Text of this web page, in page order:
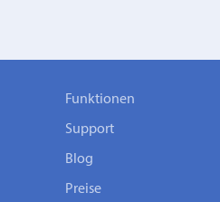
Funktionen
Support
Blog
Preise